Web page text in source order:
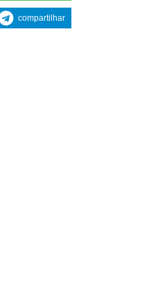
compartilhar